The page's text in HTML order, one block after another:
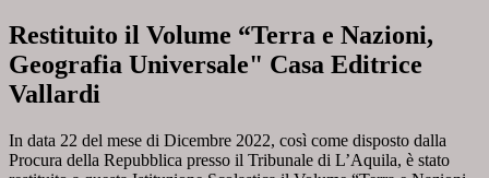
Restituito il Volume “Terra e Nazioni,
Geografia Universale" Casa Editrice
Vallardi
In data 22 del mese di Dicembre 2022, così come disposto dalla
Procura della Repubblica presso il Tribunale di L’Aquila, è stato